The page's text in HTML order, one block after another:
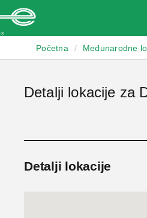
Početna / Međunarodne
Detalji lokacije za
Detalji lokacije